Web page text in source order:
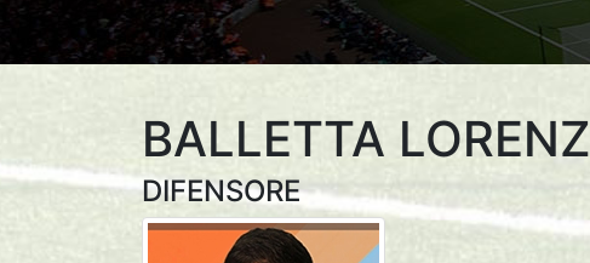
BALLETTA
DIFENSORE